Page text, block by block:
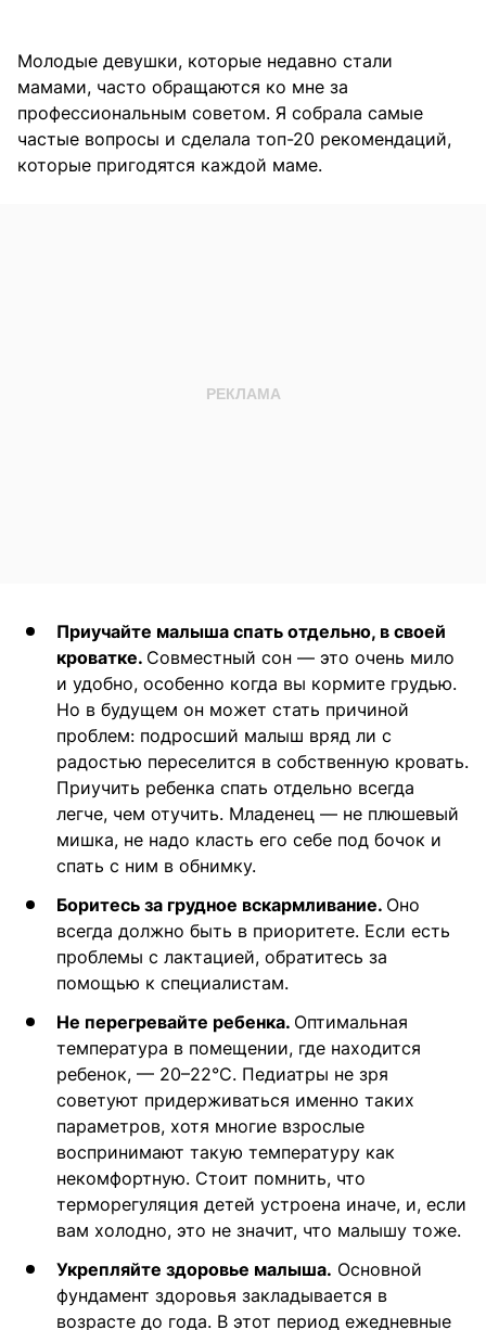
Молодые девушки, которые недавно стали
мамами, часто обращаются ко мне за
профессиональным советом. Я собрала самые
частые вопросы и сделала топ-20 рекомендаций,
которые пригодятся каждой маме.
Приучайте малыша спать отдельно, в своей
кроватке. Совместный сон — это очень мило
и удобно, особенно когда вы кормите грудью.
Но в будущем он может стать причиной
проблем: подросший малыш вряд ли с
радостью переселится в собственную кровать.
Приучить ребенка спать отдельно всегда
легче, чем отучить. Младенец — не плюшевый
мишка, не надо класть его себе под бочок и
спать с ним в обнимку.
Боритесь за грудное вскармливание. Оно
всегда должно быть в приоритете. Если есть
проблемы с лактацией, обратитесь за
помощью к специалистам.
Не перегревайте ребенка. Оптимальная
температура в помещении, где находится
ребенок, — 20–22°С. Педиатры не зря
советуют придерживаться именно таких
параметров, хотя многие взрослые
воспринимают такую температуру как
некомфортную. Стоит помнить, что
терморегуляция детей устроена иначе, и, если
вам холодно, это не значит, что малышу тоже.
Укрепляйте здоровье малыша. Основной
фундамент здоровья закладывается в
возрасте до года. В этот период ежедневные